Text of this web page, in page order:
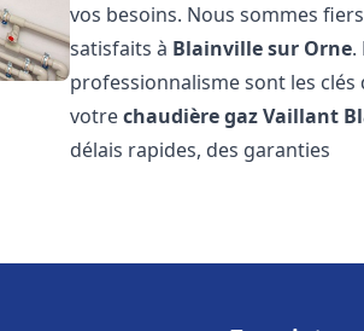
vos besoins. Nous sommes
satisfaits à Blainville sur Orne.
professionnalisme sont les
votrechaudière gaz Vaillant
délais rapides, des garanties